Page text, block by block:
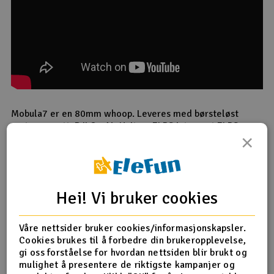
Mobula7 er en 80mm whoop. Leveres med børsteløst
motoroppsett, DJI O4 Air Unit og ELRS integrert ELRS
mottaker for deg som bruker ELRS-kompatibel radio. Du
kan også ta i bruk DJI O4-kompatibel radio. Mikrodronen
krever 2s LiPo for optimale freestyling.
Nødvendig tilbehør
Radio (ELRS eller O4 støtte)
2s LiPo
Kompatibel lader og ladekabler
Videobriller med O4
×
Hei! Vi bruker cookies
Våre nettsider bruker cookies/informasjonskapsler.
Cookies brukes til å forbedre din brukeropplevelse,
gi oss forståelse for hvordan nettsiden blir brukt og
mulighet å presentere de riktigste kampanjer og